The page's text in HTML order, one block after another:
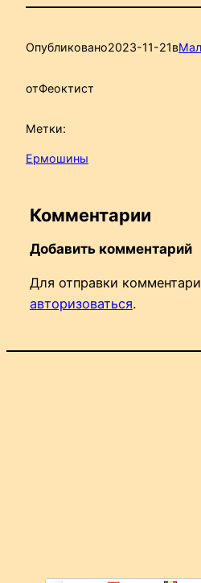
Опубликовано2023-11-21в
отФеоктист
Метки:
Ермошины
Комментарии
Добавить комментарий
Для отправки
авторизоваться.